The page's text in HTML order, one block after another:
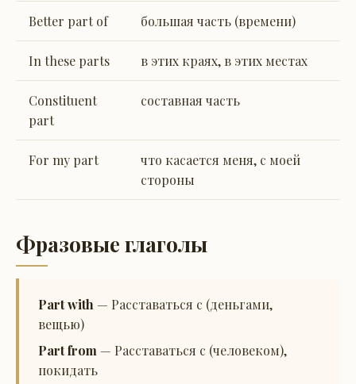
Better part of большая часть (времени)
In these parts в этих краях, в этих местах
Constituent
part
составная часть
For my part
что касается меня, с моей
стороны
Фразовые глаголы
Part with — Расставаться с (деньгами,
вещью)
Part from — Расставаться с (человеком),
покидать